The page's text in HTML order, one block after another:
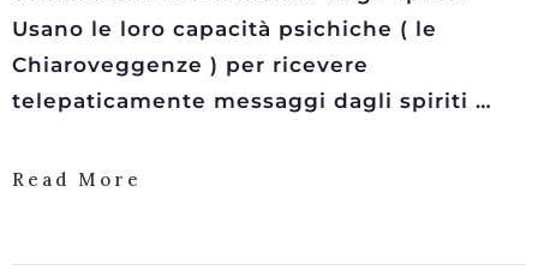
Usano le loro capacità psichiche ( le
Chiaroveggenze ) per ricevere
telepaticamente messaggi dagli spiriti …
Read More